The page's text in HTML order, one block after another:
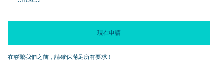
現在申請
在聯繫我們之前，請確保滿足所有要求！